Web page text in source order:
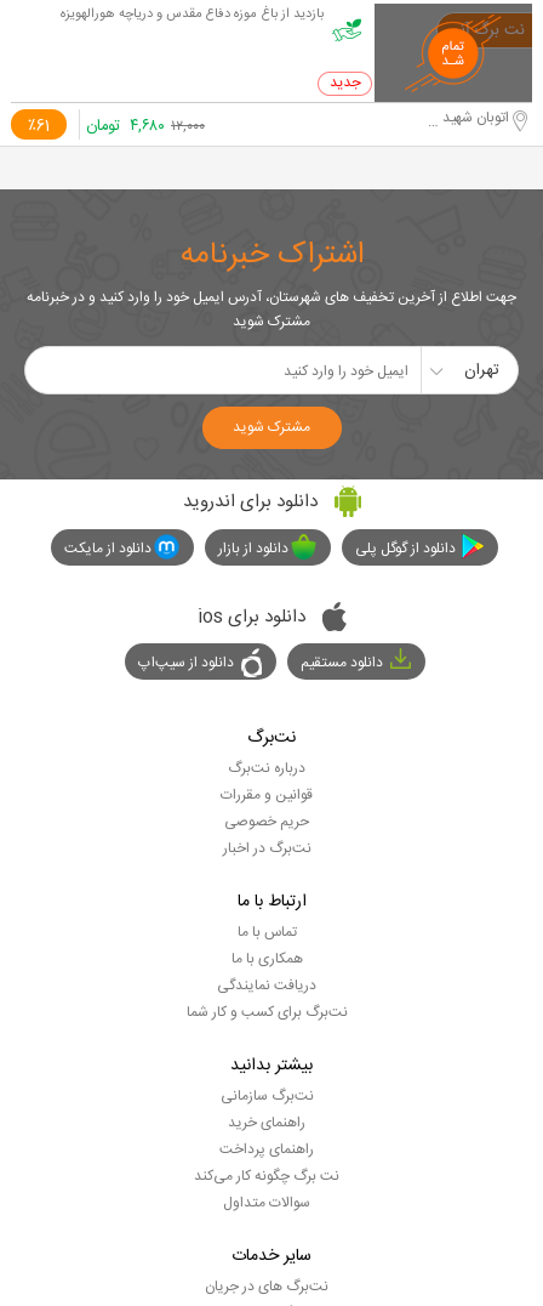
بازدید از باغ موزه دفاع مقدس و دریاچه هورالهویزه
0 خرید
٪61 اتوبان شهید حقانی ۱۲,۰۰۰ ۴,۶۸۰ تومان
اشتراک خبرنامه
جهت اطلاع از آخرین تخفیف های شهرستان، آدرس ایمیل خود را وارد کنید و در خبرنامه
مشترک شوید
تهران
مشترک شوید
دانلود برای اندروید
دانلود از گوگل پلی دانلود از بازار دانلود از مایکت
دانلود برای ios
دانلود مستقیم دانلود از سیپ‌اپ
نت‌برگ
درباره نت‌برگ
قوانین و مقررات
حریم خصوصی
نت‌برگ در اخبار
ارتباط با ما
تماس با ما
همکاری با ما
دریافت نمایندگی
نت‌برگ برای کسب و کار شما
بیشتر بدانید
نت‌برگ سازمانی
راهنمای خرید
راهنمای پرداخت
نت برگ چگونه کار می‌کند
سوالات متداول
سایر خدمات
نت‌برگ های در جریان